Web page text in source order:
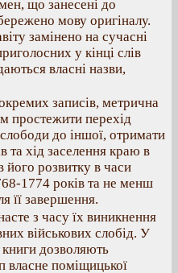
що занесені до
мову оригіналу.
замінено на сучасні
у кінці слів
власні назви,
записів, метрична
простежити перехід
до іншої, отримати
та хід заселення краю в
його розвитку в часи
1774 років та не менш
її завершення.
з часу їх виникнення
військових слобід. У
дозволяють
власне поміщицької